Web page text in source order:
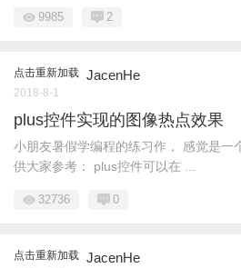
9985 2
点击重新加载 JacenHe
2018-8-1
plus控件实现的图像热点效果
小朋友暑假学编程的练习作， 感觉是一
供大家参考： plus控件可以在 ...
32736 0
点击重新加载 JacenHe